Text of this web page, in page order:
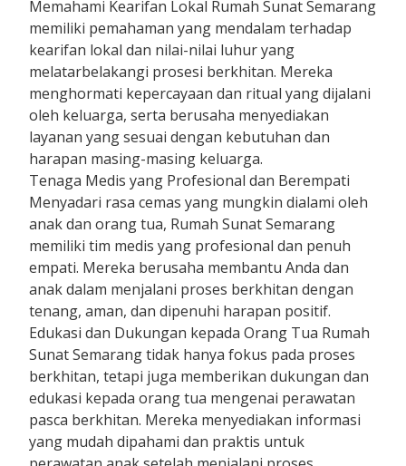
Memahami Kearifan Lokal Rumah Sunat Semarang
memiliki pemahaman yang mendalam terhadap
kearifan lokal dan nilai-nilai luhur yang
melatarbelakangi prosesi berkhitan. Mereka
menghormati kepercayaan dan ritual yang dijalani
oleh keluarga, serta berusaha menyediakan
layanan yang sesuai dengan kebutuhan dan
harapan masing-masing keluarga.
Tenaga Medis yang Profesional dan Berempati
Menyadari rasa cemas yang mungkin dialami oleh
anak dan orang tua, Rumah Sunat Semarang
memiliki tim medis yang profesional dan penuh
empati. Mereka berusaha membantu Anda dan
anak dalam menjalani proses berkhitan dengan
tenang, aman, dan dipenuhi harapan positif.
Edukasi dan Dukungan kepada Orang Tua Rumah
Sunat Semarang tidak hanya fokus pada proses
berkhitan, tetapi juga memberikan dukungan dan
edukasi kepada orang tua mengenai perawatan
pasca berkhitan. Mereka menyediakan informasi
yang mudah dipahami dan praktis untuk